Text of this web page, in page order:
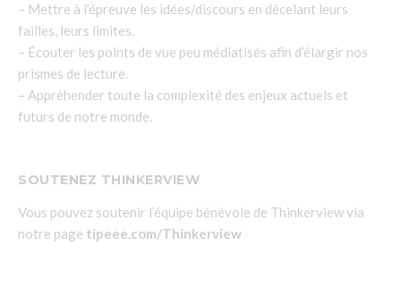
– Mettre à l’épreuve les idées/discours en décelant leurs
failles, leurs limites.
– Écouter les points de vue peu médiatisés afin d’élargir nos
prismes de lecture.
– Appréhender toute la complexité des enjeux actuels et
futurs de notre monde.
SOUTENEZ THINKERVIEW
Vous pouvez soutenir l’équipe bénévole de Thinkerview via
notre page tipeee.com/Thinkerview